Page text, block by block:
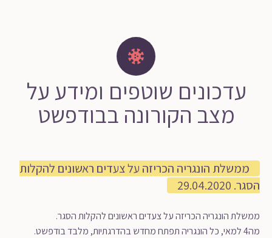
עדכונים שוטפים ומידע על
מצב הקורונה בבודפשט
ממשלת הונגריה הכריזה על צעדים ראשונים להקלות
הסגר. 29.04.2020
ממשלת הונגריה הכריזה על צעדים ראשונים להקלות הסגר.
מה4 למאי, כל הונגריה תפתח מחדש בהדרגתיות, מלבד בודפשט.